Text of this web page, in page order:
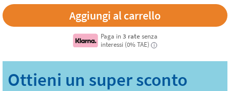
Paga in 3 rate senza
interessi (0% TAE)
i